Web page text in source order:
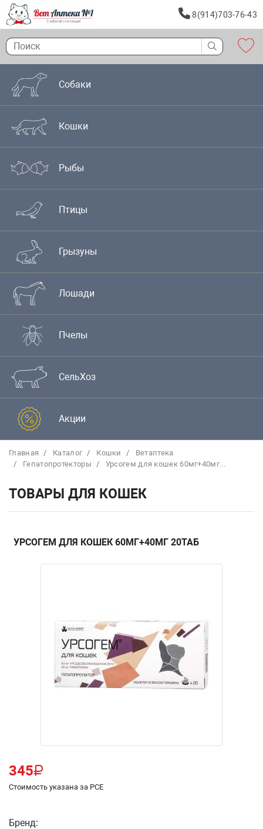
8(914)703-76-43
Собаки
Кошки
Рыбы
Птицы
Грызуны
Лошади
Пчелы
СельХоз
Акции
Главная Каталог Кошки
Bетаптека
Гепатопротекторы
Урсогем для кошек 60мг+40мг...
ТОВАРЫ ДЛЯ КОШЕК
УРСОГЕМ ДЛЯ КОШЕК 60МГ+40МГ 20ТАБ
345
Стоимость указана за PCE
Бренд: